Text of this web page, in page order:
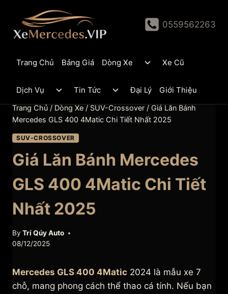
content
0559562263
Trang Chủ Bảng Giá Dòng Xe
ToggleXe Cũ
Dịch Vụ
Toggle
menu
Tin Tức
Toggle
menu
Đại Lý Giới Thiệu
Trang Chủ / Dòng Xe / SUV-Crossover / Giá Lăn Bánh
Mercedes GLS 400 4Matic Chi Tiết Nhất 2025
SUV-CROSSOVER
Giá Lăn Bánh Mercedes
GLS 400 4Matic Chi Tiết
Nhất 2025
By Trí Qúy Auto
08/12/2025
Mercedes GLS 400 4Matic 2024 là mẫu xe 7
chỗ, mang phong cách thể thao cá tính. Nếu bạn